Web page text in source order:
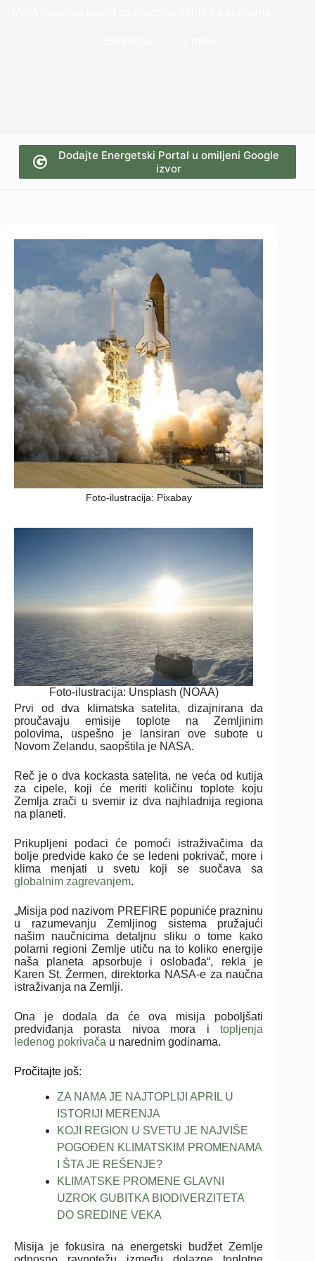
Dodajte Energetski Portal u omiljeni Google
izvor
Foto-ilustracija: Pixabay
Foto-ilustracija: Unsplash (NOAA)
Prvi od dva klimatska satelita, dizajnirana da
proučavaju emisije toplote na Zemljinim
polovima, uspešno je lansiran ove subote u
Novom Zelandu, saopštila je NASA.
Reč je o dva kockasta satelita, ne veća od kutija
za cipele, koji će meriti količinu toplote koju
Zemlja zrači u svemir iz dva najhladnija regiona
na planeti.
Prikupljeni podaci će pomoći istraživačima da
bolje predvide kako će se ledeni pokrivač, more i
klima menjati u svetu koji se suočava sa
globalnim zagrevanjem.
„Misija pod nazivom PREFIRE popuniće prazninu
u razumevanju Zemljinog sistema pružajući
našim naučnicima detaljnu sliku o tome kako
polarni regioni Zemlje utiču na to koliko energije
naša planeta apsorbuje i oslobađa“, rekla je
Karen St. Žermen, direktorka NASA-e za naučna
istraživanja na Zemlji.
Ona je dodala da će ova misija poboljšati
predviđanja porasta nivoa mora itopljenja
ledenog pokrivača u narednim godinama.
Pročitajte još:
ZA NAMA JE NAJTOPLIJI APRIL U
ISTORIJI MERENJA
KOJI REGION U SVETU JE NAJVIŠE
POGOĐEN KLIMATSKIM PROMENAMA
I ŠTA JE REŠENJE?
KLIMATSKE PROMENE GLAVNI
UZROK GUBITKA BIODIVERZITETA
DO SREDINE VEKA
Misija je fokusira na energetski budžet Zemlje